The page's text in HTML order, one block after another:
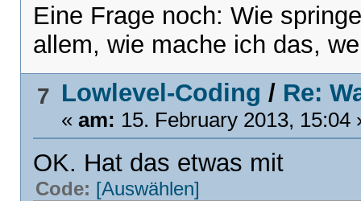
Eine Frage noch: Wie
allem, wie mache ich das,
7 Lowlevel-Coding / Re:
«am: 15. February 2013, 15:04
OK. Hat das etwas mit
Code: [Auswählen]